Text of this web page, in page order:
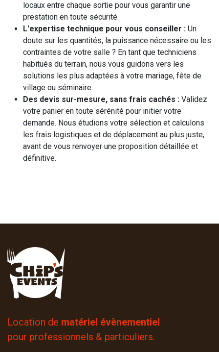
locaux entre chaque sortie pour vous garantir une
prestation en toute sécurité.
L'expertise technique pour vous conseiller : Un
doute sur les quantités, la puissance nécessaire ou les
contraintes de votre salle ? En tant que techniciens
habitués du terrain, nous vous guidons vers les
solutions les plus adaptées à votre mariage, fête de
village ou séminaire.
Des devis sur-mesure, sans frais cachés : Validez
votre panier en toute sérénité pour initier votre
demande. Nous étudions votre sélection et calculons
les frais logistiques et de déplacement au plus juste,
avant de vous renvoyer une proposition détaillée et
définitive.
Location de matériel évènementiel
pour professionnels & particuliers.